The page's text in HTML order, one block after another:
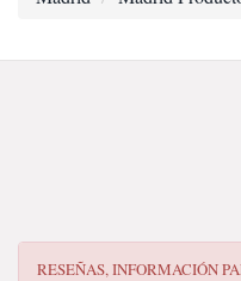
RESEÑAS, INFORMACIÓN